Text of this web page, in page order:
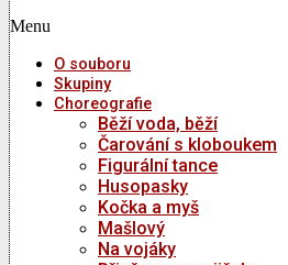
Menu
O souboru
Skupiny
Choreografie
Běží voda, běží
Čarování s kloboukem
Figurální tance
Husopasky
Kočka a myš
Mašlový
Na vojáky